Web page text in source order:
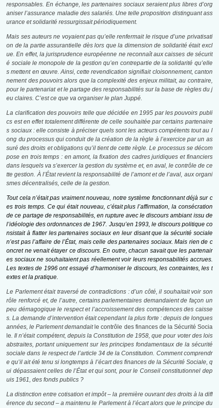
responsables. En échange, les partenaires sociaux seraient plus libres d’org
aniser l’assurance maladie des salariés. Une telle proposition distinguant ass
urance et solidarité ressurgissait périodiquement.
Mais ses auteurs ne voyaient pas qu’elle renfermait le risque d’une privatisati
on de la partie assurantielle dès lors que la dimension de solidarité était excl
ue. En effet, la jurisprudence européenne ne reconnaît aux caisses de sécurit
é sociale le monopole de la gestion qu’en contrepartie de la solidarité qu’elle
s mettent en œuvre. Ainsi, cette revendication signifiait cloisonnement, canton
nement des pouvoirs alors que la complexité des enjeux militait, au contraire,
pour le partenariat et le partage des responsabilités sur la base de règles du j
eu claires. C’est ce que va organiser le plan Juppé.
La clarification des pouvoirs telle que décidée en 1995 par les pouvoirs publi
cs est en effet totalement différente de celle souhaitée par certains partenaire
s sociaux : elle consiste à préciser quels sont les acteurs compétents tout au l
ong du processus qui conduit de la création de la règle à l’exercice par un as
suré des droits et obligations qu’il tient de cette règle. Le processus se décom
pose en trois temps : en amont, la fixation des cadres juridiques et financiers
dans lesquels va s’exercer la gestion du système et, en aval, le contrôle de ce
tte gestion. À l’État revient la responsabilité de l’amont et de l’aval, aux organi
smes décentralisés, celle de la gestion.
Tout cela n’était pas vraiment nouveau, notre système fonctionnant déjà sur c
es trois temps. Ce qui était nouveau, c’était plus l’affirmation, la consécration
de ce partage de responsabilités, en rupture avec le discours ambiant issu de
l’idéologie des ordonnances de 1967. Jusqu’en 1993, le discours politique co
nsistait à flatter les partenaires sociaux en leur disant que la sécurité sociale
n’est pas l’affaire de l’État, mais celle des partenaires sociaux. Mais rien de c
oncret ne venait étayer ce discours. En outre, chacun savait que les partenair
es sociaux ne souhaitaient pas réellement voir leurs responsabilités accrues.
Les textes de 1996 ont essayé d’harmoniser le discours, les contraintes, les t
extes et la pratique.
Le Parlement était traversé de contradictions : d’un côté, il souhaitait voir son
rôle renforcé et, de l’autre, certains parlementaires demandaient de façon un
peu démagogique le respect et l’accroissement des compétences des caisse
s. La demande d’intervention était cependant la plus forte : depuis de longues
années, le Parlement demandait le contrôle des finances de la Sécurité Socia
le. Il n’était compétent, depuis la Constitution de 1958, que pour voter des lois
abstraites, portant uniquement sur les principes fondamentaux de la sécurité
sociale dans le respect de l’article 34 de la Constitution. Comment comprendr
e qu’il ait été tenu si longtemps à l’écart des finances de la Sécurité Sociale, q
ui dépassaient celles de l’État et qui sont, pour le Conseil constitutionnel dep
uis 1961, des fonds publics ?
La distinction entre cotisation et impôt – la première ouvrant des droits à la diff
érence du second – a maintenu le Parlement à l’écart alors que le principe du